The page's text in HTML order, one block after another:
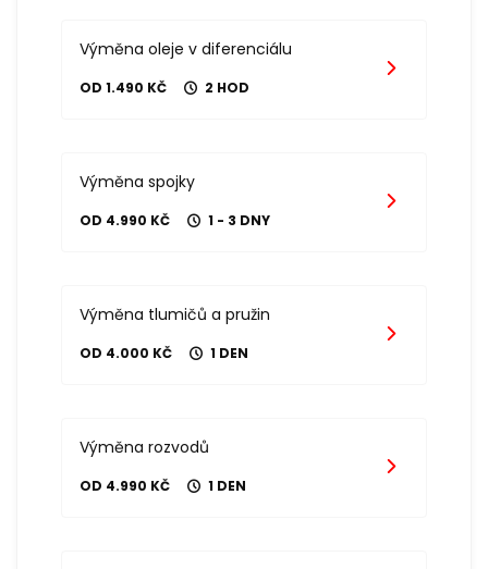
Výměna oleje v diferenciálu
OD 1.490 KČ 2 HOD
Výměna spojky
OD 4.990 KČ 1 - 3 DNY
Výměna tlumičů a pružin
OD 4.000 KČ 1 DEN
Výměna rozvodů
OD 4.990 KČ 1 DEN